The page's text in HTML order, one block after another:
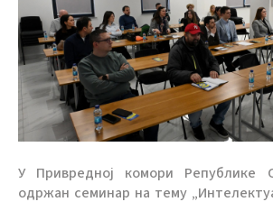
У Привредној комори Републике
одржан семинар на тему